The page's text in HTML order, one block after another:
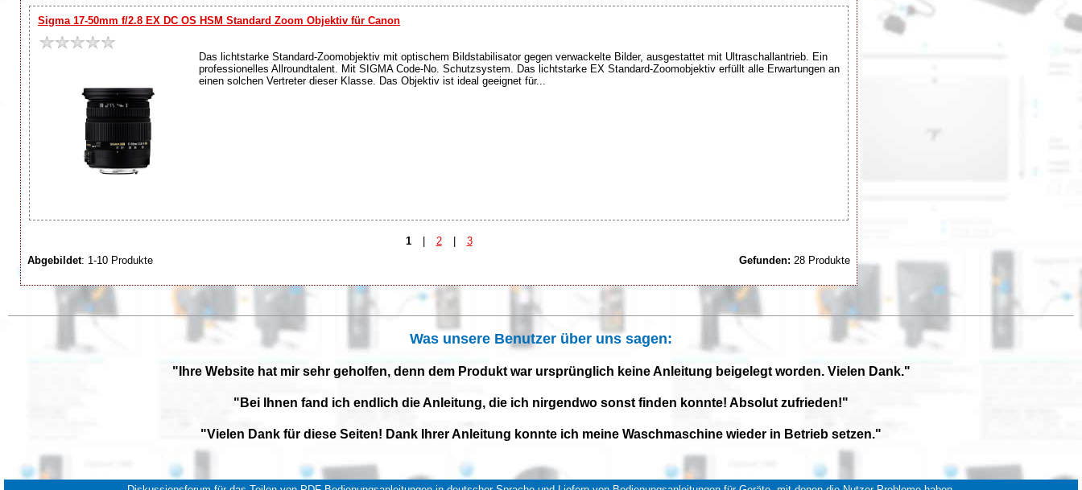
Sigma 17-50mm f/2.8 EX DC OS HSM Standard Zoom Objektiv für Canon
Das lichtstarke Standard-Zoomobjektiv mit optischem Bildstabilisator gegen verwackelte Bilder, ausgestattet mit Ultraschallantrieb. Ein
professionelles Allroundtalent. Mit SIGMA Code-No. Schutzsystem. Das lichtstarke EX Standard-Zoomobjektiv erfüllt alle Erwartungen an
einen solchen Vertreter dieser Klasse. Das Objektiv ist ideal geeignet für...
1 | 2 |
3
Abgebildet: 1-10 Produkte Gefunden: 28 Produkte
Was unsere Benutzer über uns sagen:
"Ihre Website hat mir sehr geholfen, denn dem Produkt war ursprünglich keine Anleitung beigelegt worden. Vielen Dank."
"Bei Ihnen fand ich endlich die Anleitung, die ich nirgendwo sonst finden konnte! Absolut zufrieden!"
"Vielen Dank für diese Seiten! Dank Ihrer Anleitung konnte ich meine Waschmaschine wieder in Betrieb setzen."